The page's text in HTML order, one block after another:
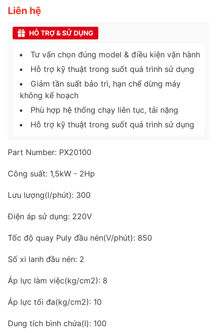
Liên hệ
HỖ TRỢ & SỬ DỤNG
Tư vấn chọn đúng model & điều kiện vận hành
Hỗ trợ kỹ thuật trong suốt quá trình sử dụng
Giảm tần suất bảo trì, hạn chế dừng máy
không kế hoạch
Phù hợp hệ thống chạy liên tục, tải nặng
Hỗ trợ kỹ thuật trong suốt quá trình sử dụng
Part Number: PX20100
Công suất: 1,5kW - 2Hp
Lưu lượng(l/phút): 300
Điện áp sử dụng: 220V
Tốc độ quay Puly đầu nén(V/phút): 850
Số xi lanh đầu nén: 2
Áp lực làm việc(kg/cm2): 8
Áp lực tối đa(kg/cm2): 10
Dung tích bình chứa(l): 100